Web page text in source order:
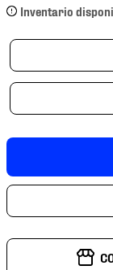
Inventario
7.
chivas
8.
mochilas